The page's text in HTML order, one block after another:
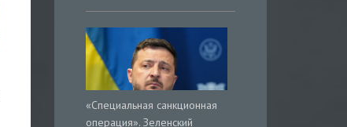
«Специальная санкционная
операция». Зеленский